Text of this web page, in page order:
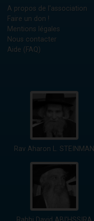
A propos de l'association
Faire un don !
Mentions légales
Nous contacter
Aide (FAQ)
Rav Aharon L. STEINMAN